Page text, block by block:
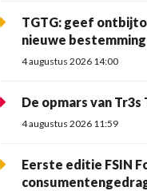
TGTG: geef
nieuwe bestemming
4 augustus 2026 14:00
De opmars van Tr3s
4 augustus 2026 11:59
Eerste editie FSIN